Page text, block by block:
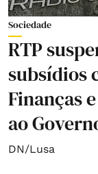
Sociedade
RTP
subsídios
Finanças
ao
DN/Lusa